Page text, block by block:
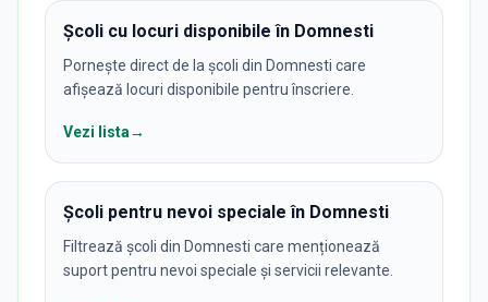
Școli cu locuri disponibile în Domnesti
Pornește direct de la școli din Domnesti care
afișează locuri disponibile pentru înscriere.
Vezi lista→
Școli pentru nevoi speciale în Domnesti
Filtrează școli din Domnesti care menționează
suport pentru nevoi speciale și servicii relevante.